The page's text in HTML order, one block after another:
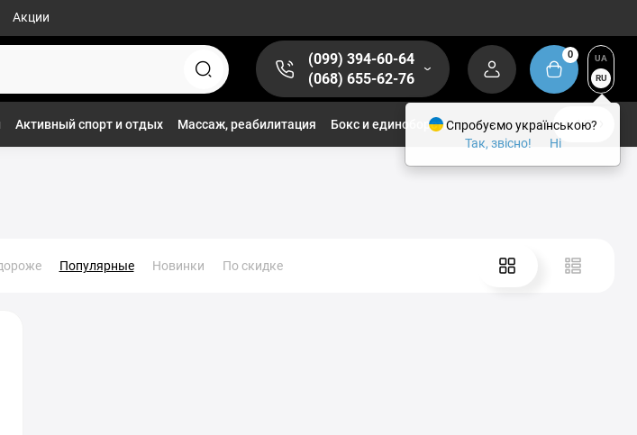
Акции
(099) 394-60-64
(068) 655-62-76
0
UA
RU
Активный спорт и отдых Массаж, реабилитация Бокс и единоборства 1/2
Популярные Новинки По скидке
Спробуємо українською?
Так, звісно!
Ні